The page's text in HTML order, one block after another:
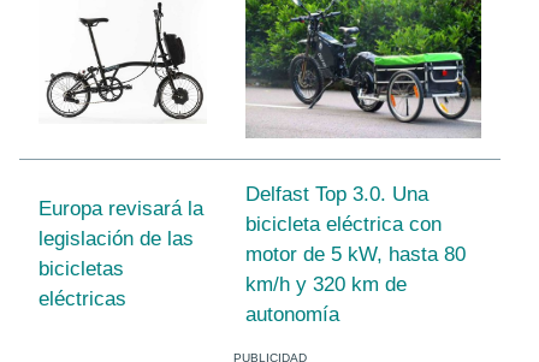
Europa revisará la
legislación de las
bicicletas
eléctricas
Delfast Top 3.0. Una
bicicleta eléctrica con
motor de 5 kW, hasta 80
km/h y 320 km de
autonomía